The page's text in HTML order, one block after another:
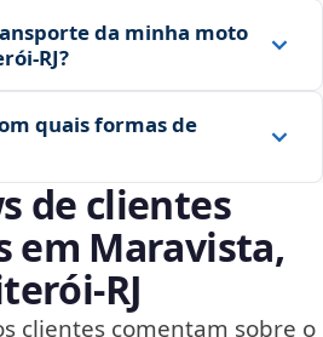
da minha moto
quais formas de
de clientes
em Maravista,
clientes comentam sobre o